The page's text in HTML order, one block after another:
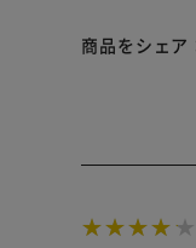
商品をシェア